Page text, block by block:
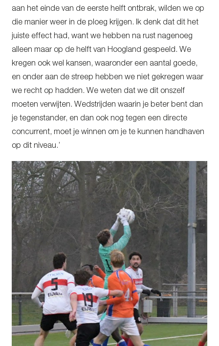
aan het einde van de eerste helft ontbrak, wilden we op
die manier weer in de ploeg krijgen. Ik denk dat dit het
juiste effect had, want we hebben na rust nagenoeg
alleen maar op de helft van Hoogland gespeeld. We
kregen ook wel kansen, waaronder een aantal goede,
en onder aan de streep hebben we niet gekregen waar
we recht op hadden. We weten dat we dit onszelf
moeten verwijten. Wedstrijden waarin je beter bent dan
je tegenstander, en dan ook nog tegen een directe
concurrent, moet je winnen om je te kunnen handhaven
op dit niveau.’